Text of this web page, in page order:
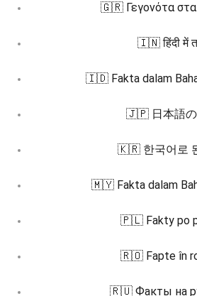
🇬🇷 Γεγονότα στα
🇮🇳 हिंदी में
🇮🇩 Fakta dalam
🇯🇵 日本語の
🇰🇷 한국어로
🇲🇾 Fakta dalam
🇵🇱 Fakty po
🇷🇴 Fapte în
🇷🇺 Факты на